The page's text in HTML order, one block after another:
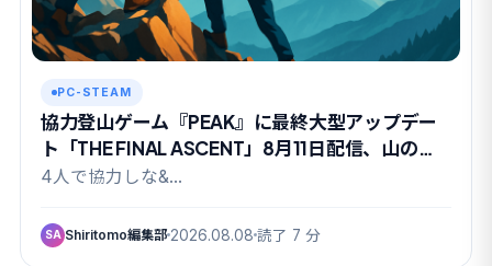
PC-STEAM
協力登山ゲーム『PEAK』に最終大型アップデー
ト「THE FINAL ASCENT」8月11日配信、山の日
に有終の美か
4人で協力しな&…
SA Shiritomo編集部 2026.08.08 読了 7 分